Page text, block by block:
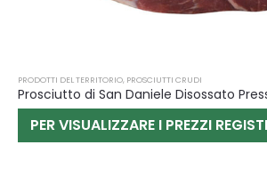
PRODOTTI DEL TERRITORIO, PROSCIUTTI CRUDI
Prosciutto di San Daniele Disossato
PER VISUALIZZARE I PREZZI